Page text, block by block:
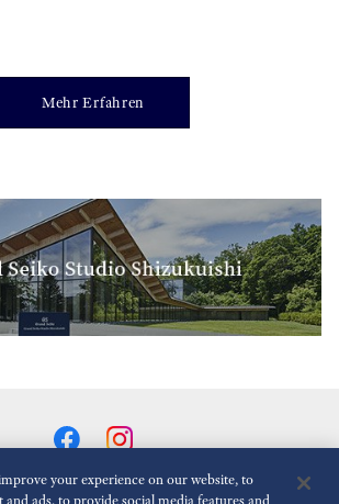
Mehr Erfahren
your experience on our website, to